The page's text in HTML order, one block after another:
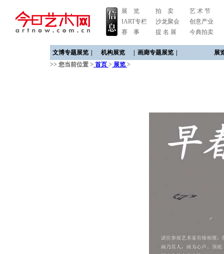
展 览
IART专栏
赛 事
拍 卖
沙龙聚会
提 名 展
艺 术 节
创意产业
今典拍卖
文博专题展览 机构展览 画廊专题展览
展
>> 您当前位置 > 首页 > 展览 >